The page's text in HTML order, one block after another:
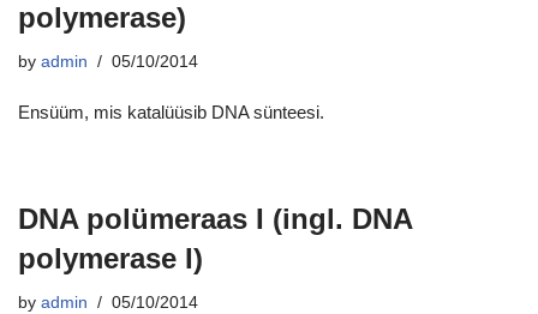
polymerase)
by admin 05/10/2014
Ensüüm, mis katalüüsib DNA sünteesi.
DNA polümeraas I (ingl. DNA
polymerase I)
by admin 05/10/2014